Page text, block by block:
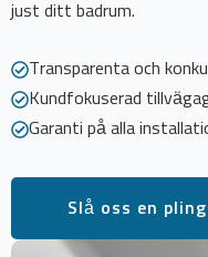
just ditt badrum.
Transparenta och
Kundfokuserad
Garanti på alla
Slå oss en pling